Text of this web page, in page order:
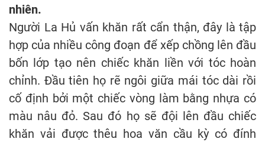
nhiên.
Người La Hủ vấn khăn rất cẩn thận, đây là tập
hợp của nhiều công đoạn để xếp chồng lên đầu
bốn lớp tạo nên chiếc khăn liền với tóc hoàn
chỉnh. Đầu tiên họ rẽ ngôi giữa mái tóc dài rồi
cố định bởi một chiếc vòng làm bằng nhựa có
màu nâu đỏ. Sau đó họ sẽ đội lên đầu chiếc
khăn vải được thêu hoa văn cầu kỳ có đính